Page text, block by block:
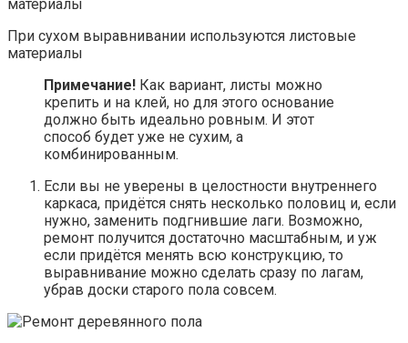
При сухом выравнивании используются листовые
материалы
Примечание! Как вариант, листы можно
крепить и на клей, но для этого основание
должно быть идеально ровным. И этот
способ будет уже не сухим, а
комбинированным.
Если вы не уверены в целостности внутреннего
каркаса, придётся снять несколько половиц и, если
нужно, заменить подгнившие лаги. Возможно,
ремонт получится достаточно масштабным, и уж
если придётся менять всю конструкцию, то
выравнивание можно сделать сразу по лагам,
убрав доски старого пола совсем.